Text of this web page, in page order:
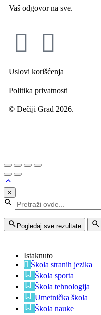
Vaš odgovor na sve.
Uslovi korišćenja
Politika privatnosti
© Dečiji Grad 2026.
×
Pogledaj sve rezultate
Istaknuto
Škola stranih jezika
Škola sporta
Škola tehnologija
Umetnička škola
Škola nauke